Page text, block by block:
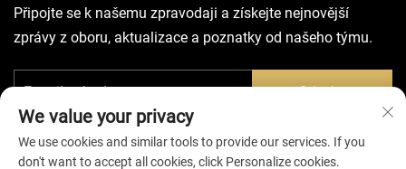
Připojte se k našemu zpravodaji a získejte nejnovější
zprávy z oboru, aktualizace a poznatky od našeho týmu.
Odeslat
We value your privacy
We use cookies and similar tools to provide our services. If you
don't want to accept all cookies, click Personalize cookies.